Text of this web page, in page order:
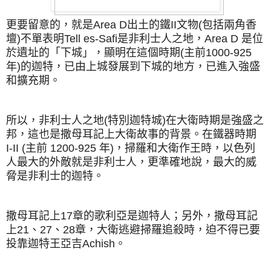
更要留意的，就是Area D出土的鐵II文物(包括兩角香
壇)不單表明Tell es-Safi是非利士人之地，Area D 是位
於遺址的「下城」，顯明在這個時期(主前1000-925
年)的迦特，已由上城發展到下城的地方， 已進入強盛
和擴充期。
所以，非利士人之地(特別迦特城)在大衛時期是強盛之
邦，這也是撒母耳記上大衛故事的背景。在鐵器時期
I-II (主前 1200-925 年)，掃羅和大衛作王時， 以色列
人最大的外敵就是非利士人，更準確地說，最大的威
脅是非利士的迦特。
撒母耳記上17章的歌利亞是迦特人；另外， 撒母耳記
上21、27 、28章，大衛逃避掃羅追殺時，迫不得已要
投靠迦特王亞吉Achish。